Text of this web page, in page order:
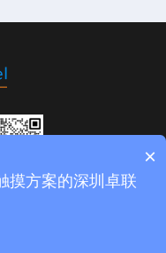
二维码
×
摸方案的深圳卓联